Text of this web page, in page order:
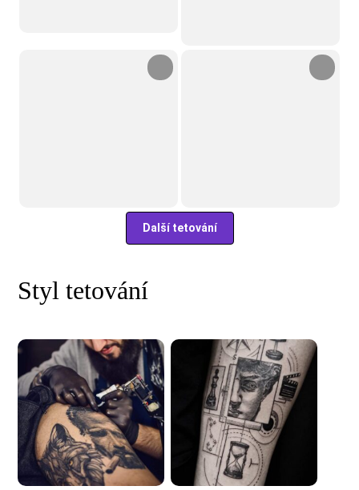
Další tetování
Styl tetování